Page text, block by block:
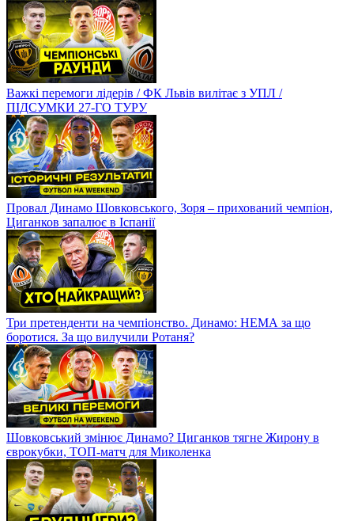
Важкі перемоги лідерів / ФК Львів вилітає з УПЛ /
ПІДСУМКИ 27-ГО ТУРУ
Провал Динамо Шовковського, Зоря – прихований чемпіон,
Циганков запалює в Іспанії
Три претенденти на чемпіонство. Динамо: НЕМА за що
боротися. За що вилучили Ротаня?
Шовковський змінює Динамо? Циганков тягне Жирону в
єврокубки, ТОП-матч для Миколенка